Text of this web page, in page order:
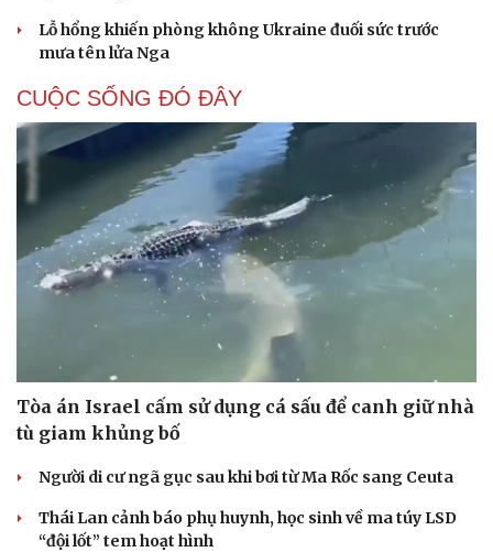
Lỗ hổng khiến phòng không Ukraine đuối sức trước
mưa tên lửa Nga
CUỘC SỐNG ĐÓ ĐÂY
Tòa án Israel cấm sử dụng cá sấu để canh giữ nhà
tù giam khủng bố
Người di cư ngã gục sau khi bơi từ Ma Rốc sang Ceuta
Thái Lan cảnh báo phụ huynh, học sinh về ma túy LSD
“đội lốt” tem hoạt hình